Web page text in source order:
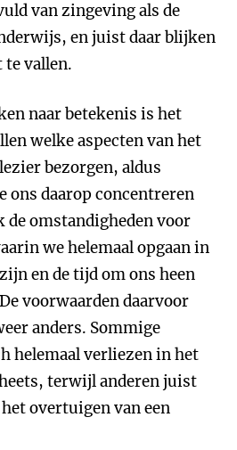
van zingeving als de
en juist daar blijken
te vallen.
naar betekenis is het
welke aspecten van het
bezorgen, aldus
ons daarop concentreren
de omstandigheden voor
we helemaal opgaan in
en de tijd om ons heen
voorwaarden daarvoor
anders. Sommige
helemaal verliezen in het
terwijl anderen juist
overtuigen van een